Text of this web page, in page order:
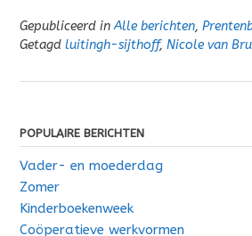
Gepubliceerd inAlle berichten,
Getagd luitingh-sijthoff, Nicole van
POPULAIRE BERICHTEN
Vader- en moederdag
Zomer
Kinderboekenweek
Coöperatieve werkvormen